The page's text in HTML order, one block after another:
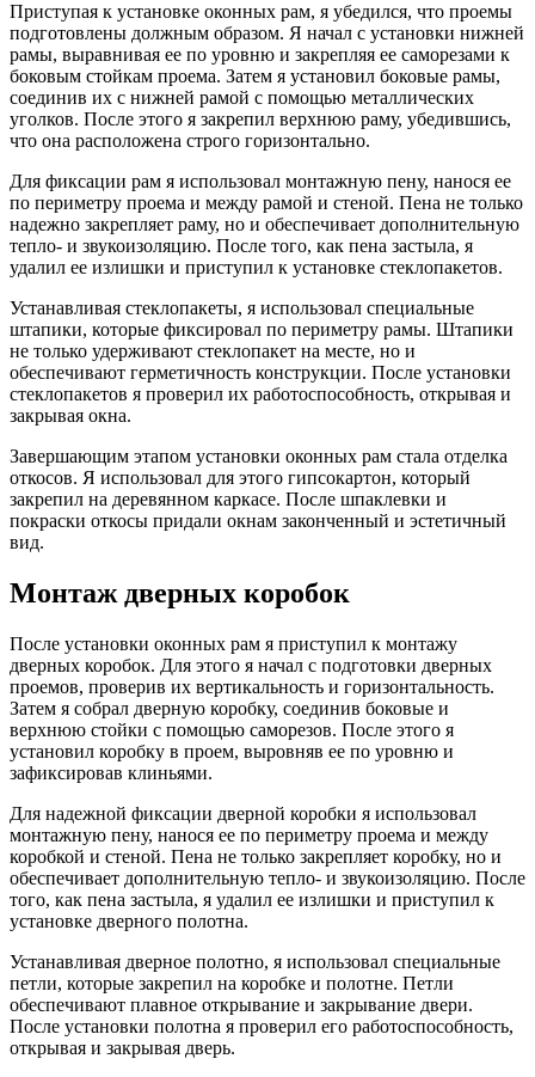
Приступая к установке оконных рам, я убедился, что проемы
подготовлены должным образом. Я начал с установки нижней
рамы, выравнивая ее по уровню и закрепляя ее саморезами к
боковым стойкам проема. Затем я установил боковые рамы,
соединив их с нижней рамой с помощью металлических
уголков. После этого я закрепил верхнюю раму, убедившись,
что она расположена строго горизонтально.
Для фиксации рам я использовал монтажную пену, нанося ее
по периметру проема и между рамой и стеной. Пена не только
надежно закрепляет раму, но и обеспечивает дополнительную
тепло- и звукоизоляцию. После того, как пена застыла, я
удалил ее излишки и приступил к установке стеклопакетов.
Устанавливая стеклопакеты, я использовал специальные
штапики, которые фиксировал по периметру рамы. Штапики
не только удерживают стеклопакет на месте, но и
обеспечивают герметичность конструкции. После установки
стеклопакетов я проверил их работоспособность, открывая и
закрывая окна.
Завершающим этапом установки оконных рам стала отделка
откосов. Я использовал для этого гипсокартон, который
закрепил на деревянном каркасе. После шпаклевки и
покраски откосы придали окнам законченный и эстетичный
вид.
Монтаж дверных коробок
После установки оконных рам я приступил к монтажу
дверных коробок. Для этого я начал с подготовки дверных
проемов, проверив их вертикальность и горизонтальность.
Затем я собрал дверную коробку, соединив боковые и
верхнюю стойки с помощью саморезов. После этого я
установил коробку в проем, выровняв ее по уровню и
зафиксировав клиньями.
Для надежной фиксации дверной коробки я использовал
монтажную пену, нанося ее по периметру проема и между
коробкой и стеной. Пена не только закрепляет коробку, но и
обеспечивает дополнительную тепло- и звукоизоляцию. После
того, как пена застыла, я удалил ее излишки и приступил к
установке дверного полотна.
Устанавливая дверное полотно, я использовал специальные
петли, которые закрепил на коробке и полотне. Петли
обеспечивают плавное открывание и закрывание двери.
После установки полотна я проверил его работоспособность,
открывая и закрывая дверь.